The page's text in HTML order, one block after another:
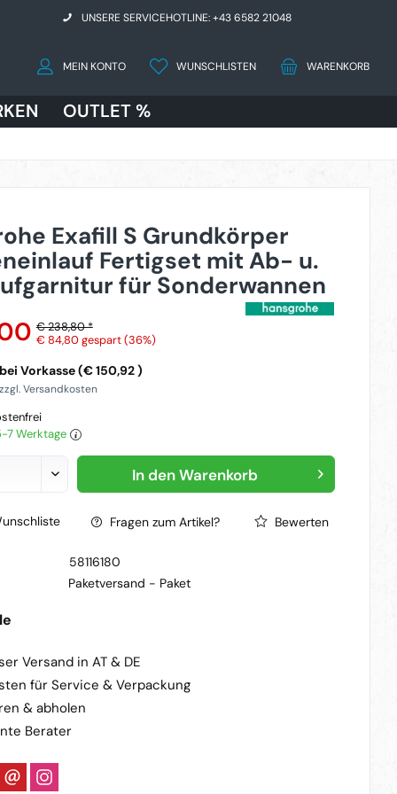
UNSERE SERVICEHOTLINE: +43 6582 21048
WARENKORB
WUNSCHLISTEN
MEIN KONTO
OUTLET %
Exafill S Grundkörper
Fertigset mit Ab- u.
für Sonderwannen
€ 238,80 *
€ 84,80gespart (36%)
Vorkasse (€ 150,92 )
Versandkosten
7 Werktage
In denWarenkorb
Fragen zum Artikel? Bewerten
58116180
Paketversand - Paket
Versand in AT & DE
für Service & Verpackung
& abholen
Berater